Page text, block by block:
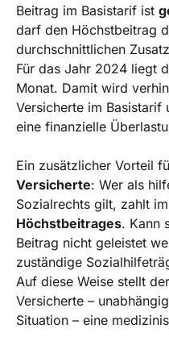
Beitrag im Basistarif ist
darf den Höchstbeitrag
durchschnittlichen
Für das Jahr 2024 liegt
Monat. Damit wird
Versicherte im Basistarif
eine finanzielle
Ein zusätzlicher Vorteil
Versicherte: Wer als
Sozialrechts gilt, zahlt
Höchstbeitrages. Kann
Beitrag nicht geleistet
zuständige
Auf diese Weise stellt
Versicherte –
Situation – eine